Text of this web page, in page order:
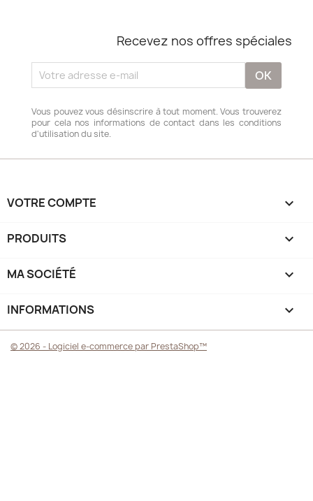
Recevez nos offres spéciales
Vous pouvez vous désinscrire à tout moment. Vous trouverez
pour cela nos informations de contact dans les conditions
d'utilisation du site.
VOTRE COMPTE 
PRODUITS 
MA SOCIÉTÉ 
INFORMATIONS keyboard_arrow_down
© 2026 - Logiciel e-commerce par PrestaShop™